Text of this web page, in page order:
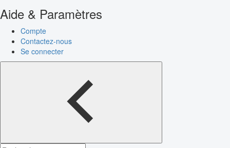
Aide & Paramètres
Compte
Contactez-nous
Se connecter